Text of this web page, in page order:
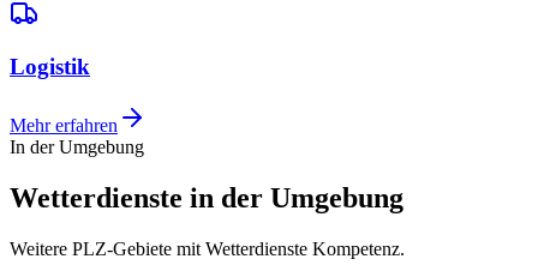
Logistik
Mehr erfahren
In der Umgebung
Wetterdienste in der Umgebung
Weitere PLZ-Gebiete mit Wetterdienste Kompetenz.